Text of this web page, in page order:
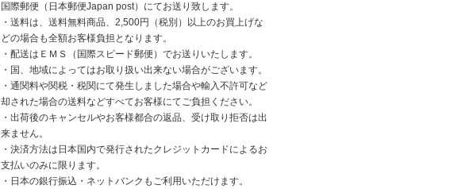
国際郵便（日本郵便Japan post）にてお送り致します。
・送料は、送料無料商品、2,500円（税別）以上のお買上げな
どの場合も全額お客様負担となります。
・配送はＥＭＳ（国際スピード郵便）でお送りいたします。
・国、地域によってはお取り扱い出来ない場合がございます。
・通関料や関税・税関にて発生しました場合や輸入不許可など
却された場合の送料などすべてお客様にてご負担ください。
・出荷後のキャンセルやお客様都合の返品、受け取り拒否は出
来ません。
・決済方法は日本国内で発行されたクレジットカードによるお
支払いのみに限ります。
・日本の銀行振込・ネットバンクもご利用いただけます。